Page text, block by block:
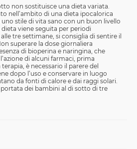
non sostituisce una dieta variata.
nell’ambito di una dieta ipocalorica
stile di vita sano con un buon livello
viene seguita per periodi
tre settimane, si consiglia di sentire il
superare la dose giornaliera
di bioperina e naringina, che
di alcuni farmaci, prima
terapia, è necessario il parere del
dopo l’uso e conservare in luogo
da fonti di calore e dai raggi solari.
dei bambini al di sotto di tre